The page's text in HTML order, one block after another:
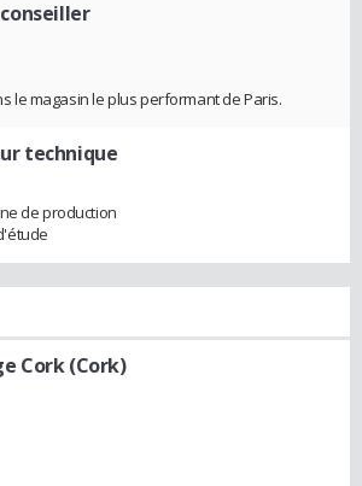
le magasin le plus performant de Paris.
technique
de production
Cork (Cork)